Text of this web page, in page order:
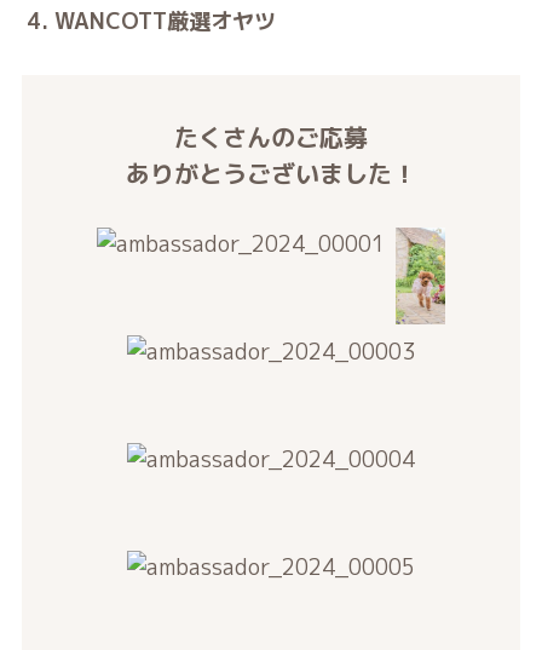
WANCOTT厳選オヤツ
たくさんのご応募
ありがとうございました！